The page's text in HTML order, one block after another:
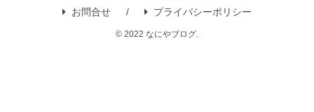
お問合せ プライバシーポリシー
© 2022 なにやブログ.